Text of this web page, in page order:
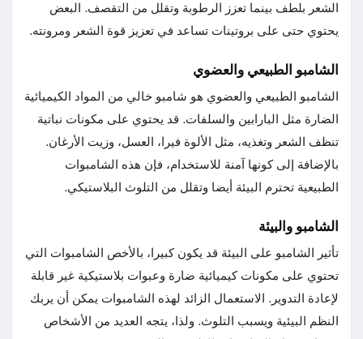
الشعر بلطف بينما تعزز الرطوبة وتقلل من التقصف. البعض
يحتوي حتى على بروتينات تساعد في تعزيز قوة الشعر ومرونته.
الشامبو الطبيعي والعضوي
الشامبو الطبيعي والعضوي هو شامبو خالي من المواد الكيميائية
الضارة مثل البارابين والسلفات. قد يحتوي على مكونات نباتية
تنظف الشعر وتغذيه، مثل الألوة فيرا، العسل، وزيت الأرغان.
بالإضافة إلى كونها آمنة للاستخدام، فإن هذه الشامبوات
الطبيعية تحترم البيئة أيضا وتقلل من التلوث البلاستيكي.
الشامبو والبيئة
تأثير الشامبو على البيئة قد يكون كبيرا، بالأخص الشامبوات التي
تحتوي على مكونات كيميائية ضارة وعبوات بلاستيكية غير قابلة
لإعادة التدوير. الاستعمال الزائد لهذه الشامبوات يمكن أن يربك
النظم البيئية ويسبب التلوث. ولذا، يتجه العديد من الأشخاص